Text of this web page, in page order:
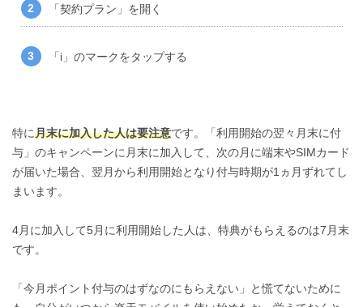
「契約プラン」を開く
「i」のマークをタップする
特に月末に加入した人は要注意です。「利用開始の翌々月末に付
与」のキャンペーンに月末に加入して、次の月に端末やSIMカード
が届いた場合、翌月から利用開始となり付与時期が1ヵ月ずれてし
まいます。
4月に加入して5月に利用開始した人は、特典がもらえるのは7月末
です。
「今月ポイント付与のはずなのにもらえない」と慌てないために